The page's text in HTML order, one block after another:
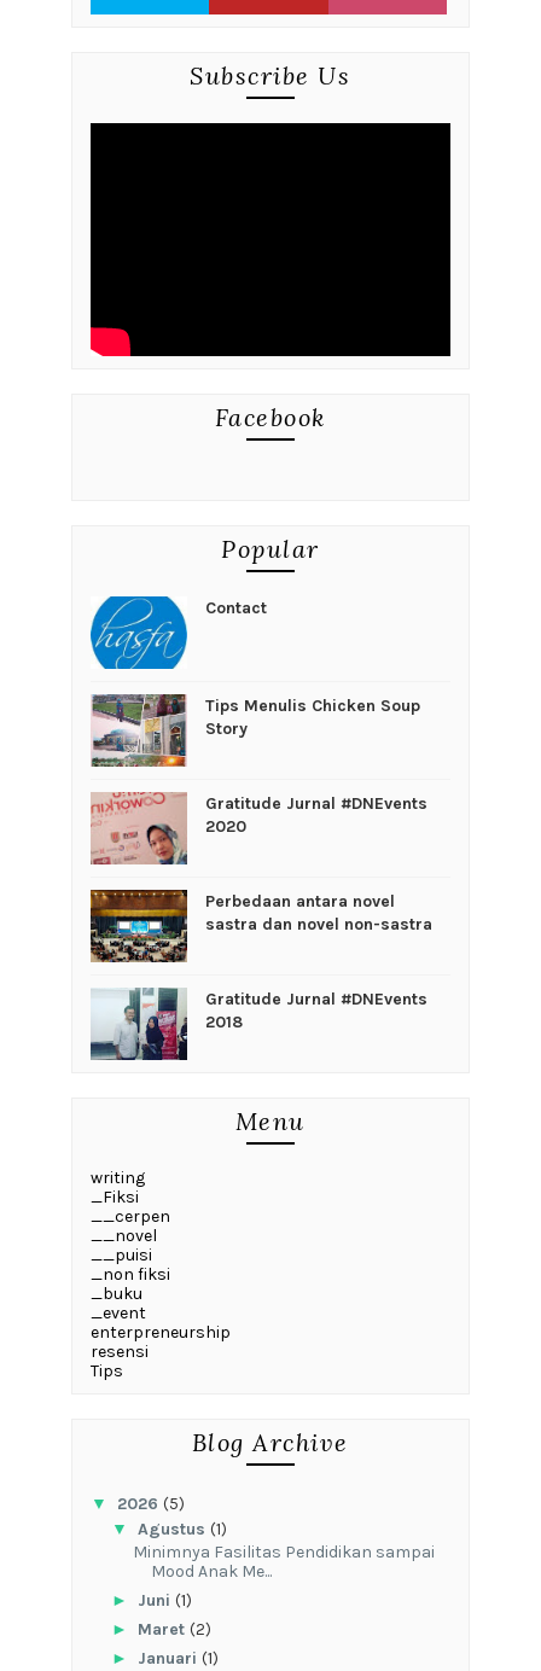
Subscribe Us
Facebook
Popular
Contact
Tips Menulis Chicken Soup
Story
Gratitude Jurnal #DNEvents
2020
Perbedaan antara novel
sastra dan novel non-sastra
Gratitude Jurnal #DNEvents
2018
Menu
writing
_Fiksi
__cerpen
__novel
__puisi
_non fiksi
_buku
_event
enterpreneurship
resensi
Tips
Blog Archive
▼ 2026 (5)
▼ Agustus (1)
‎Minimnya Fasilitas Pendidikan sampai
Mood Anak Me...
► Juni (1)
► Maret (2)
► Januari (1)